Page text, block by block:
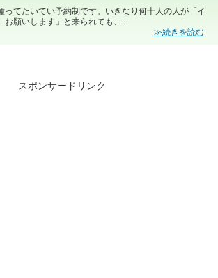
ってたいてい予約制です。いきなり何十人の人が「イ
お願いします」と来られても、...
≫続きを読む
スポンサードリンク